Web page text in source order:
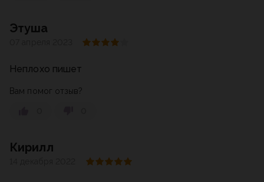
Этуша
Неплохо пишет
Вам помог отзыв?
Кирилл